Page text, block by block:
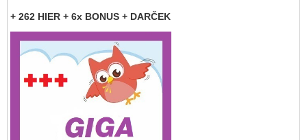
+ 262 HIER + 6x BONUS + DARČEK